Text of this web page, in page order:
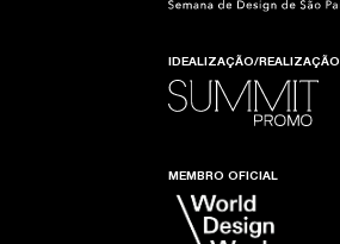
IDEALIZAÇÃO/REALIZAÇÃO
MEMBRO OFICIAL